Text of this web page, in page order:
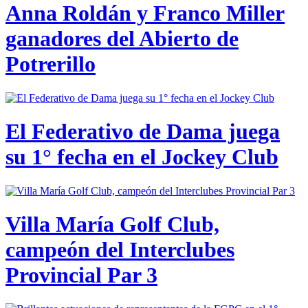
Anna Roldán y Franco Miller
ganadores del Abierto de
Potrerillo
El Federativo de Dama juega
su 1° fecha en el Jockey Club
Villa María Golf Club,
campeón del Interclubes
Provincial Par 3